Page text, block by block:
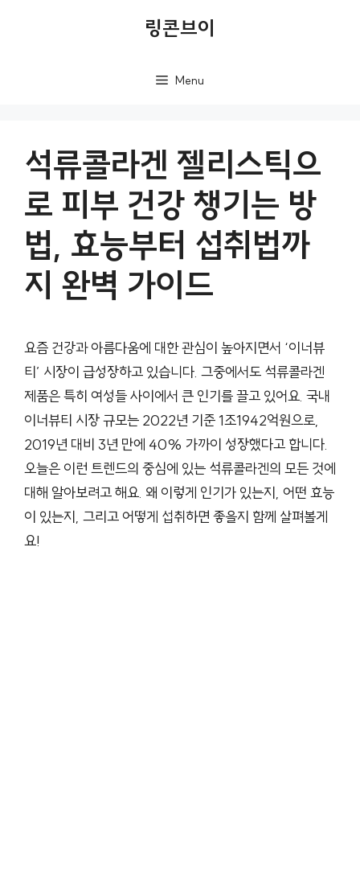
링콘브이
Menu
석류콜라겐 젤리스틱으
로 피부 건강 챙기는 방
법, 효능부터 섭취법까
지 완벽 가이드
요즘 건강과 아름다움에 대한 관심이 높아지면서 ‘이너뷰
티’ 시장이 급성장하고 있습니다. 그중에서도 석류콜라겐
제품은 특히 여성들 사이에서 큰 인기를 끌고 있어요. 국내
이너뷰티 시장 규모는 2022년 기준 1조1942억원으로,
2019년 대비 3년 만에 40% 가까이 성장했다고 합니다.
오늘은 이런 트렌드의 중심에 있는 석류콜라겐의 모든 것에
대해 알아보려고 해요. 왜 이렇게 인기가 있는지, 어떤 효능
이 있는지, 그리고 어떻게 섭취하면 좋을지 함께 살펴볼게
요!